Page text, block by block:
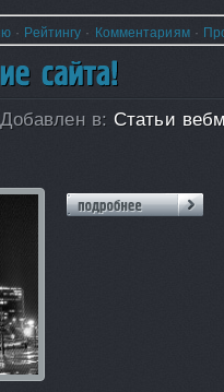
· Рейтингу · Комментариям·
Добавлен в:Статьи